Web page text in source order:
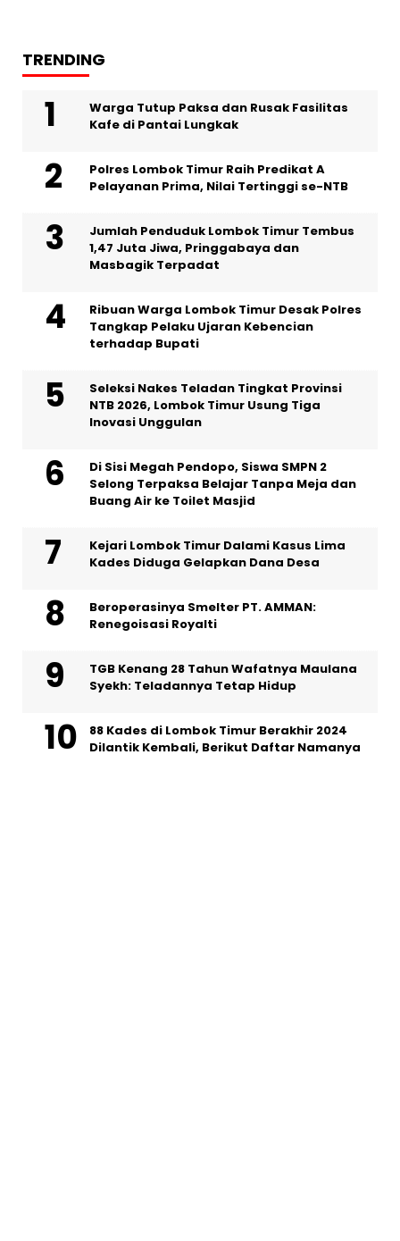
TRENDING
Warga Tutup Paksa dan Rusak Fasilitas
Kafe di Pantai Lungkak
Polres Lombok Timur Raih Predikat A
Pelayanan Prima, Nilai Tertinggi se-NTB
Jumlah Penduduk Lombok Timur Tembus
1,47 Juta Jiwa, Pringgabaya dan
Masbagik Terpadat
Ribuan Warga Lombok Timur Desak Polres
Tangkap Pelaku Ujaran Kebencian
terhadap Bupati
Seleksi Nakes Teladan Tingkat Provinsi
NTB 2026, Lombok Timur Usung Tiga
Inovasi Unggulan
Di Sisi Megah Pendopo, Siswa SMPN 2
Selong Terpaksa Belajar Tanpa Meja dan
Buang Air ke Toilet Masjid
Kejari Lombok Timur Dalami Kasus Lima
Kades Diduga Gelapkan Dana Desa
Beroperasinya Smelter PT. AMMAN:
Renegoisasi Royalti
TGB Kenang 28 Tahun Wafatnya Maulana
Syekh: Teladannya Tetap Hidup
88 Kades di Lombok Timur Berakhir 2024
Dilantik Kembali, Berikut Daftar Namanya